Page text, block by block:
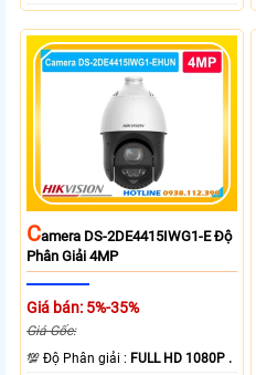
CAmera DS-2DE4415IWG1-E Độ
Phân Giải 4MP
Giá bán: 5%-35%
Giá Gốc:
💯 Độ Phân giải : FULL HD 1080P .